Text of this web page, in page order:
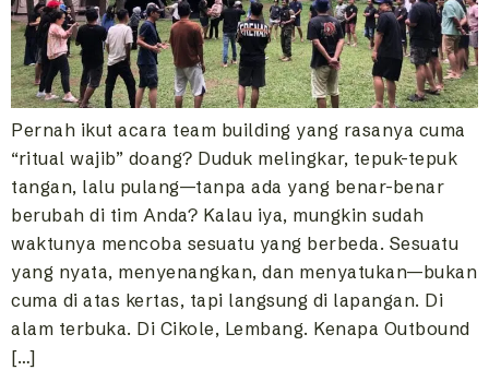
Pernah ikut acara team building yang rasanya cuma
“ritual wajib” doang? Duduk melingkar, tepuk-tepuk
tangan, lalu pulang—tanpa ada yang benar-benar
berubah di tim Anda? Kalau iya, mungkin sudah
waktunya mencoba sesuatu yang berbeda. Sesuatu
yang nyata, menyenangkan, dan menyatukan—bukan
cuma di atas kertas, tapi langsung di lapangan. Di
alam terbuka. Di Cikole, Lembang. Kenapa Outbound
[…]